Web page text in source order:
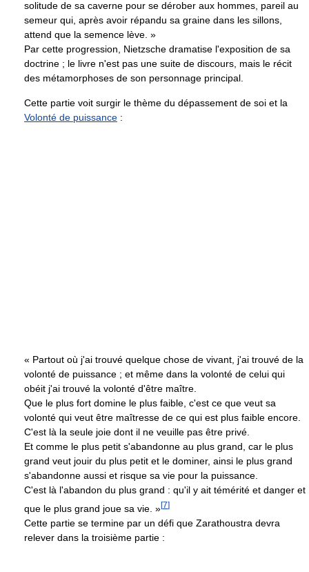
solitude de sa caverne pour se dérober aux hommes, pareil au
semeur qui, après avoir répandu sa graine dans les sillons,
attend que la semence lève. »
Par cette progression, Nietzsche dramatise l'exposition de sa
doctrine ; le livre n'est pas une suite de discours, mais le récit
des métamorphoses de son personnage principal.
Cette partie voit surgir le thème du dépassement de soi et la
Volonté de puissance :
« Partout où j'ai trouvé quelque chose de vivant, j'ai trouvé de la
volonté de puissance ; et même dans la volonté de celui qui
obéit j'ai trouvé la volonté d'être maître.
Que le plus fort domine le plus faible, c'est ce que veut sa
volonté qui veut être maîtresse de ce qui est plus faible encore.
C'est là la seule joie dont il ne veuille pas être privé.
Et comme le plus petit s'abandonne au plus grand, car le plus
grand veut jouir du plus petit et le dominer, ainsi le plus grand
s'abandonne aussi et risque sa vie pour la puissance.
C'est là l'abandon du plus grand : qu'il y ait témérité et danger et
que le plus grand joue sa vie. »[7]
Cette partie se termine par un défi que Zarathoustra devra
relever dans la troisième partie :